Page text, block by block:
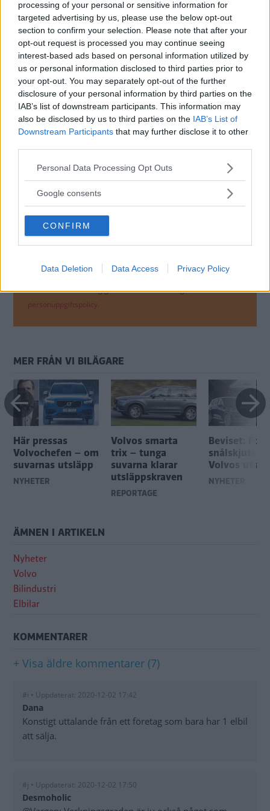
processing of your personal or sensitive information for
targeted advertising by us, please use the below opt-out
section to confirm your selection. Please note that after your
opt-out request is processed you may continue seeing
interest-based ads based on personal information utilized by
us or personal information disclosed to third parties prior to
your opt-out. You may separately opt-out of the further
disclosure of your personal information by third parties on the
IAB’s list of downstream participants. This information may
also be disclosed by us to third parties on the IAB’s List of
Downstream Participants that may further disclose it to other
Please note that this website/app uses one or more Google
not limited to your visit or usage behaviour. You may click to
use your data for below specified purposes in below Google
consent section.
Personal Data Processing Opt Outs
Google consents
CONFIRM
Data Deletion Data Access Privacy Policy
Rechargemed 40 mils räckvidd och en prislapp på 699
000 kr.
– Vi är övertygadeom att premiumsegmentet kommer
bli helt eldrivet på sikt, och vår ambition är att vara
ledande i det segmentet, säger Håkan Samuelsson.
Läs också: Volvos smarta trix – tunga suvarna klarar
utsläppskraven
MISSA INTE KOMMANDE ARTIKLAR OM
ELBILAR
Få vårt nyhetsbrev utan kostnad
Genom att anmäla dig godkänner du OK-förlagets
personuppgiftspolicy.
MER FRÅN VI BILÄGARE
Här pressas
Volvochefen – om
suvarnas utsläpp
NYHETER
Volvos smarta
trix – tunga
suvarna klarar
utsläppskraven
REPORTAGE
Beviset:
snålskjuts på
Volvos
NYHETER
ÄMNEN I ARTIKELN
Nyheter
Volvo
Bilindustri
Elbilar
KOMMENTARER
+ Visa äldre kommentarer (7)
#i • Uppdaterat: 2020-12-02 17:42
Dana
Konstigt uttalande från ett företag som bara har 1 elbil
att sälja.
#j • Uppdaterat: 2020-12-02 17:50
Desmoholic